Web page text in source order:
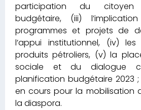
participation du citoyen
budgétaire, (iii)
programmes et projets de
l’appui institutionnel, (iv)
produits pétroliers, (v) la
sociale et du dialogue
planification budgétaire 2023
en cours pour la mobilisation
la diaspora.